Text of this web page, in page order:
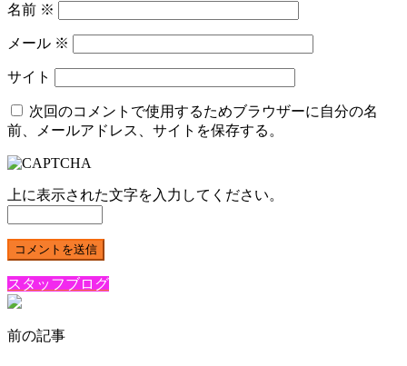
名前 ※
メール ※
サイト
次回のコメントで使用するためブラウザーに自分の名
前、メールアドレス、サイトを保存する。
上に表示された文字を入力してください。
スタッフブログ
前の記事